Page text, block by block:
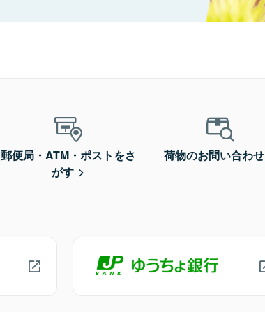
郵便局・ATM・ポストをさ
がす
荷物のお問い合わせ